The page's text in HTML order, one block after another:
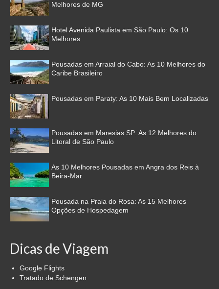
Melhores de MG
Hotel Avenida Paulista em São Paulo: Os 10
Melhores
Pousadas em Arraial do Cabo: As 10 Melhores do
Caribe Brasileiro
Pousadas em Paraty: As 10 Mais Bem Localizadas
Pousadas em Maresias SP: As 12 Melhores do
Litoral de São Paulo
As 10 Melhores Pousadas em Angra dos Reis à
Beira-Mar
Pousada na Praia do Rosa: As 15 Melhores
Opções de Hospedagem
Dicas de Viagem
Google Flights
Tratado de Schengen